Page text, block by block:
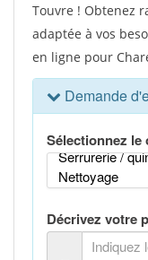
Touvre ! Obtenez
adaptée à vos
en ligne pour